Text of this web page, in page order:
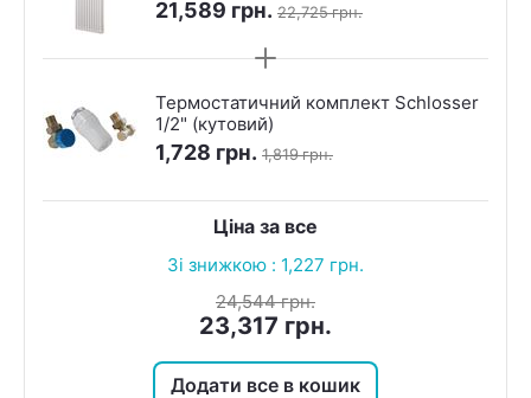
21,589 грн. 22,725грн.
Термостатичний комплект Schlosser
1/2" (кутовий)
1,728 грн. 1,819грн.
Ціна за все
Зі знижкою : 1,227 грн.
24,544грн.
23,317 грн.
Додати все в кошик